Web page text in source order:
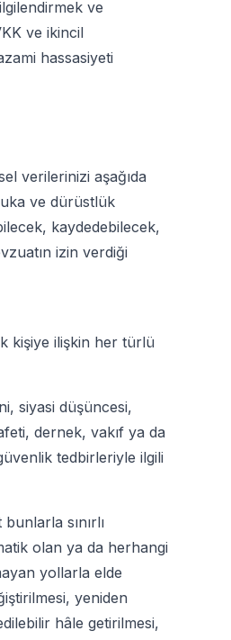
ve
ve ikincil
hassasiyeti
verilerinizi aşağıda
ve dürüstlük
kaydedebilecek,
izin verdiği
kişiye ilişkin her türlü
siyasi düşüncesi,
dernek, vakıf ya da
tedbirleriyle ilgili
sınırlı
olan ya da herhangi
yollarla elde
yeniden
hâle getirilmesi,